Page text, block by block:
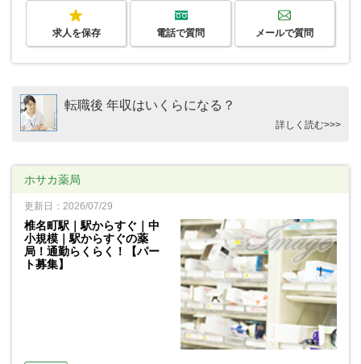
求人を保存 電話で質問 メールで質問
転職後 年収はいくらになる？
詳しく読む>>>
ホサカ薬局
更新日：2026/07/29
椎名町駅｜駅からすぐ｜中
小規模｜駅からすぐの薬
局！通勤らくらく！【パー
ト募集】